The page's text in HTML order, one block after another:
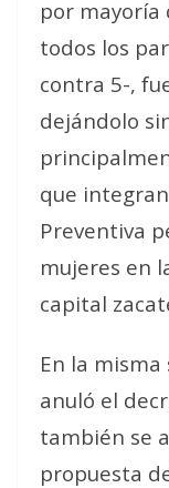
por mayoría
todos los
contra 5-,
dejándolo
que
Preventiva
mujeres en
capital
En la
anuló el
también se
propuesta